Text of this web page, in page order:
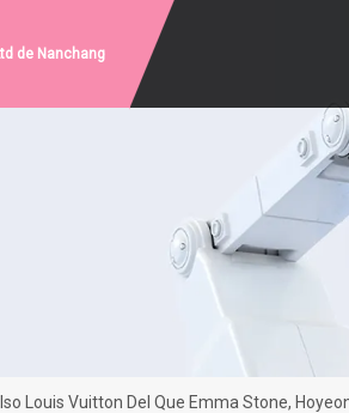
de Nanchang
Louis Vuitton Del Que Emma Stone,